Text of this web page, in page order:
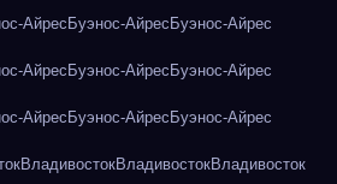
Айрес Буэнос-Айрес Буэнос-Айрес
Айрес Буэнос-Айрес Буэнос-Айрес
Айрес Буэнос-Айрес Буэнос-Айрес
ВладивостокВладивостокВладивосток